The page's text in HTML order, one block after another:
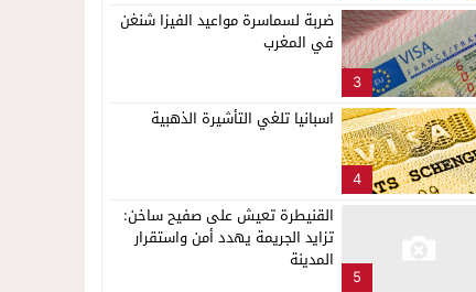
3
ضربة لسماسرة مواعيد الفيزا شنغن
في المغرب
4
اسبانيا تلغي التأشيرة الذهبية
5
القنيطرة تعيش على صفيح ساخن:
تزايد الجريمة يهدد أمن واستقرار
المدينة